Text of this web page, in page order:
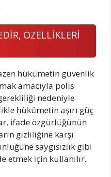
ÖZELLİKLERİ
hükümetin güvenlik
amacıyla polis
nedeniyle
hükümetin aşırı güç
ifade özgürlüğünün
gizliliğine karşı
saygısızlık gibi
etmek için kullanılır.